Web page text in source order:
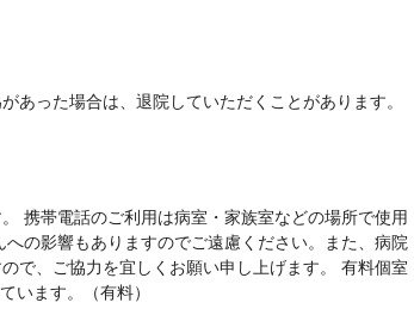
あった場合は、退院していただくことがあります。
携帯電話のご利用は病室・家族室などの場所で使用
の影響もありますのでご遠慮ください。また、病院
で、ご協力を宜しくお願い申し上げます。 有料個室
います。（有料）